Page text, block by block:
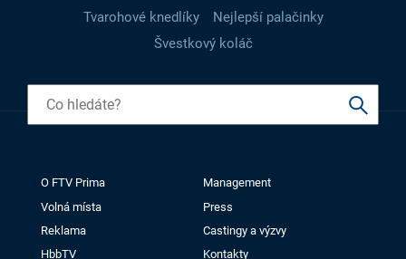
Tvarohové knedlíky
Nejlepší palačinky
Švestkový koláč
O FTV Prima
Management
Volná místa
Press
Reklama
Castingy a výzvy
HbbTV
Kontakty